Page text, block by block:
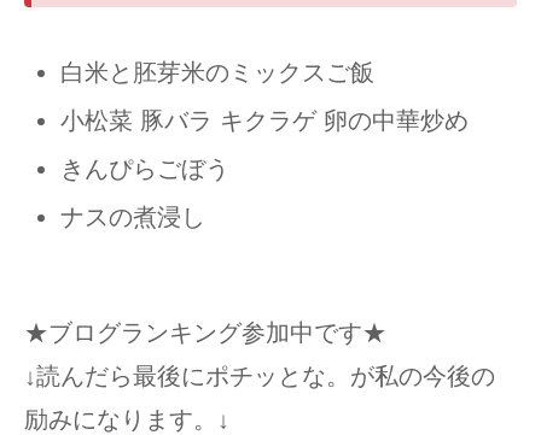
白米と胚芽米のミックスご飯
小松菜 豚バラ キクラゲ 卵の中華炒め
きんぴらごぼう
ナスの煮浸し
★ブログランキング参加中です★
↓読んだら最後にポチッとな。が私の今後の
励みになります。↓